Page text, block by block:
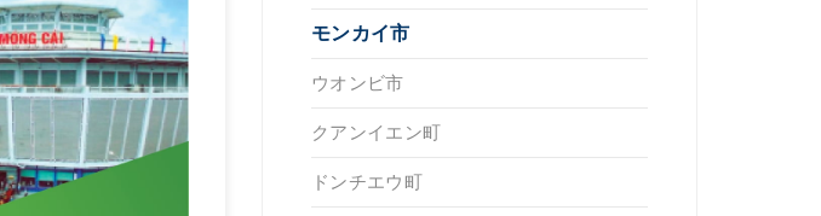
モンカイ市
ウオンビ市
クアンイエン町
ドンチエウ町